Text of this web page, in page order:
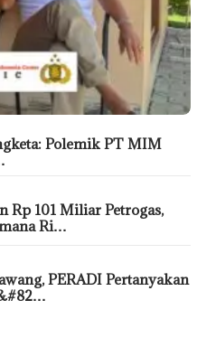
Polemik PT MIM
Rp 101 Miliar Petrogas,
Ri…
PERADI Pertanyakan